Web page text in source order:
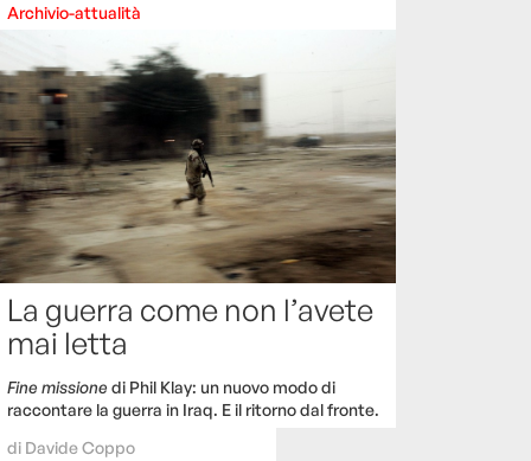
Archivio-attualità
La guerra come non l’avete
mai letta
Fine missione di Phil Klay: un nuovo modo di
raccontare la guerra in Iraq. E il ritorno dal fronte.
di Davide Coppo